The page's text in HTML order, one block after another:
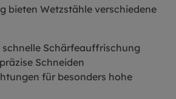
bieten Wetzstähle verschiedene
schnelle Schärfeauffrischung
Schneiden
für besonders hohe